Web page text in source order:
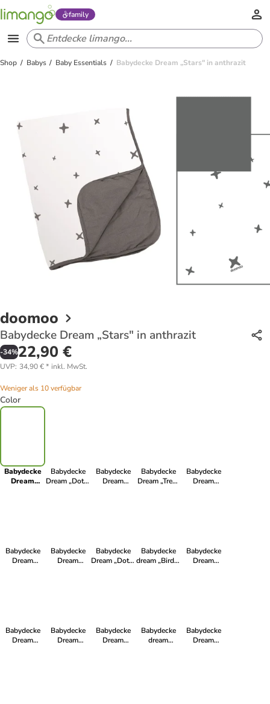
family
Shop Babys Baby Essentials Babydecke Dream „Stars" in anthrazit
doomoo
Babydecke Dream „Stars" in anthrazit
-34%22,90 €
UVP: 34,90 €* inkl. MwSt.
Weniger als 10 verfügbar
Color
Babydecke
Dream
Babydecke
Dream „Dots"
Babydecke
Dream
Babydecke
Dream „Tree"
Babydecke
Dream
Babydecke
Dream
Babydecke
Dream
Babydecke
Dream „Dots"
Babydecke
dream „Birds"
Babydecke
Dream
Babydecke
Dream
Babydecke
Dream
Babydecke
Dream
Babydecke
dream
Babydecke
Dream